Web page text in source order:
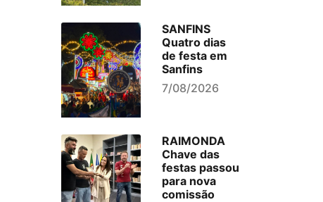
SANFINS
Quatro dias
de festa em
Sanfins
7/08/2026
RAIMONDA
Chave das
festas passou
para nova
comissão